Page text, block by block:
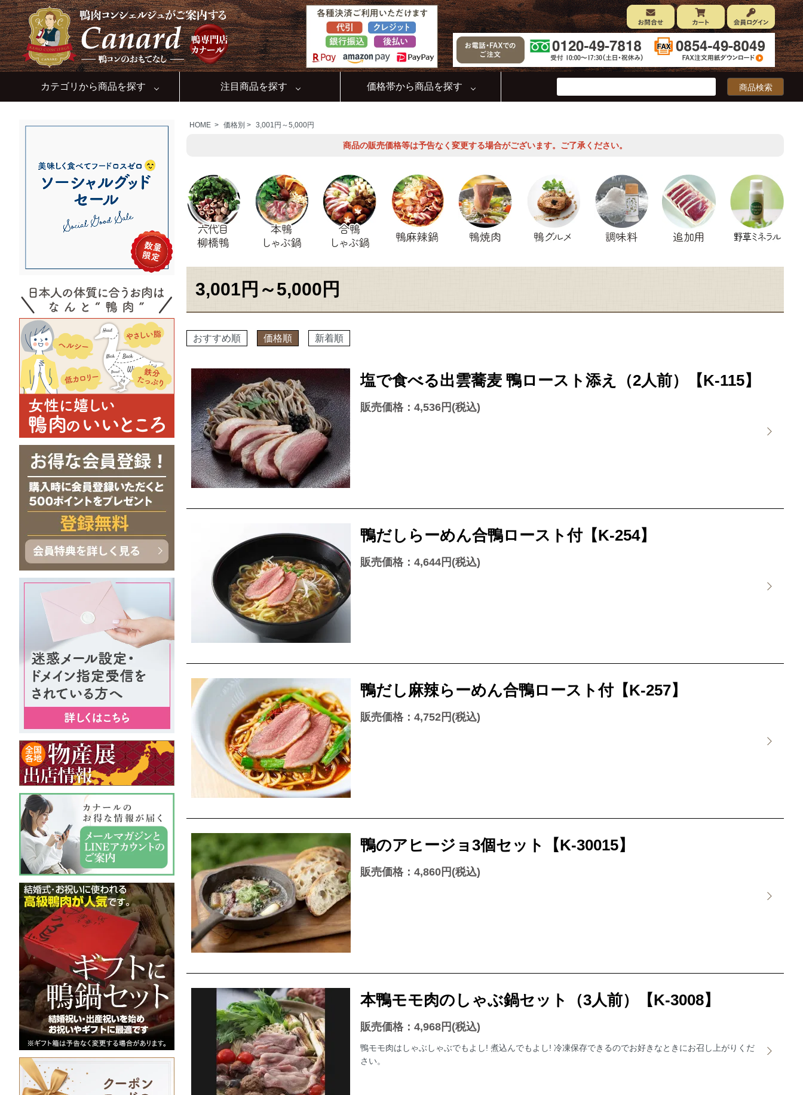
カテゴリから商品を探す 注目商品を探す 価格帯から商品を探す
HOME > 価格別 > 3,001円～5,000円
商品の販売価格等は予告なく変更する場合がございます。ご了承ください。
3,001円～5,000円
おすすめ順 価格順 新着順
塩で食べる出雲蕎麦 鴨ロースト添え（2人前）【K-115】
販売価格：4,536円(税込)
鴨だしらーめん合鴨ロースト付【K-254】
販売価格：4,644円(税込)
鴨だし麻辣らーめん合鴨ロースト付【K-257】
販売価格：4,752円(税込)
鴨のアヒージョ3個セット【K-30015】
販売価格：4,860円(税込)
本鴨モモ肉のしゃぶ鍋セット（3人前）【K-3008】
販売価格：4,968円(税込)
鴨モモ肉はしゃぶしゃぶでもよし! 煮込んでもよし! 冷凍保存できるのでお好きなときにお召し上がりくだ
さい。